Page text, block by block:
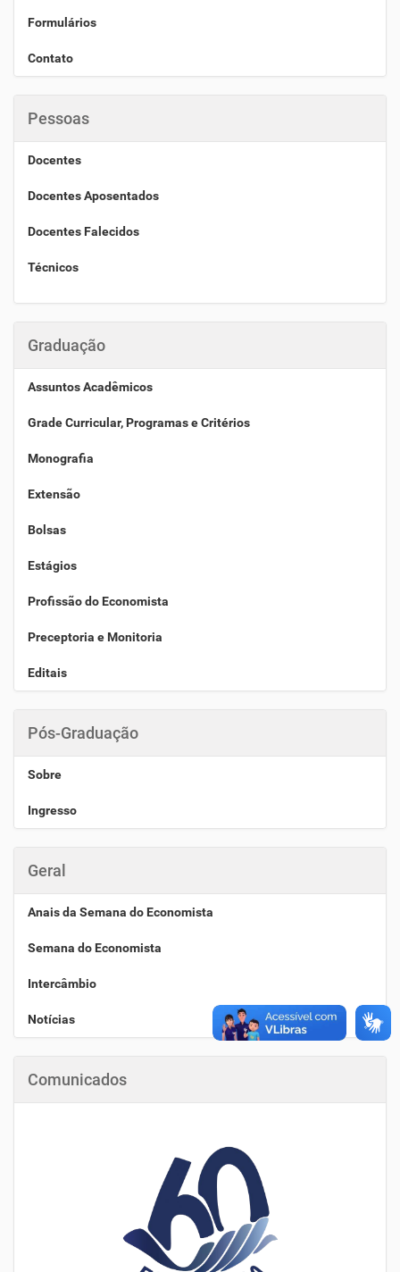
Formulários
Contato
Pessoas
Docentes
Docentes Aposentados
Docentes Falecidos
Técnicos
Graduação
Assuntos Acadêmicos
Grade Curricular, Programas e Critérios
Monografia
Extensão
Bolsas
Estágios
Profissão do Economista
Preceptoria e Monitoria
Editais
Pós-Graduação
Sobre
Ingresso
Geral
Anais da Semana do Economista
Semana do Economista
Intercâmbio
Notícias
Comunicados